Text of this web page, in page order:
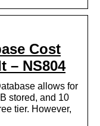
Cost
– NS804
allows for
stored, and 10
tier. However,